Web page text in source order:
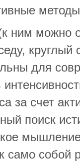
ним можно
круглый
для
за счет
поиск
само собой